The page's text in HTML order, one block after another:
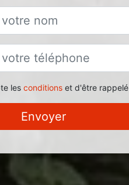
les conditionset d'être rappelé
Envoyer